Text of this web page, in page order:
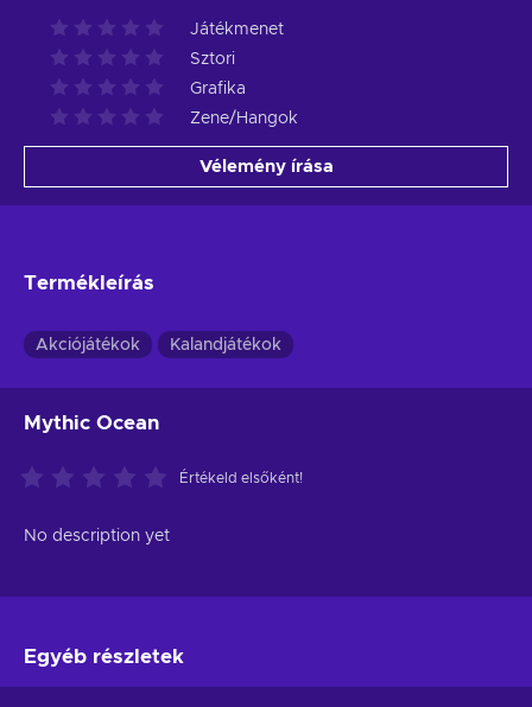
Játékmenet
Sztori
Grafika
Zene/Hangok
Vélemény írása
Termékleírás
Akciójátékok Kalandjátékok
Mythic Ocean
Értékeld elsőként!
No description yet
Egyéb részletek